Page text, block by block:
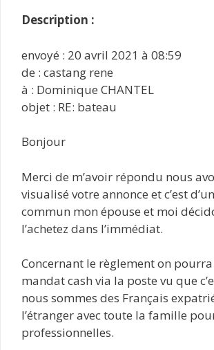
Description :
envoyé : 20 avril 2021 à 08:59
de : castang rene
à : Dominique CHANTEL
objet : RE: bateau
Bonjour
Merci de m’avoir répondu nous
visualisé votre annonce et c’est
commun mon épouse et moi
l’achetez dans l’immédiat.
Concernant le règlement on
mandat cash via la poste vu que
nous sommes des Français
l’étranger avec toute la famille
professionnelles.